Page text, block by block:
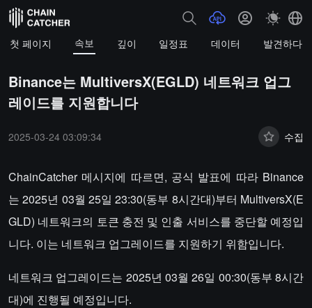
첫 페이지 속보 깊이 일정표 데이터 발견하다
Binance는 MultiversX(EGLD) 네트워크 업그
레이드를 지원합니다
2025-03-24 03:09:34 수집
ChainCatcher 메시지에 따르면, 공식 발표에 따라 Binance
는 2025년 03월 25일 23:30(동부 8시간대)부터 MultiversX(E
GLD) 네트워크의 토큰 충전 및 인출 서비스를 중단할 예정입
니다. 이는 네트워크 업그레이드를 지원하기 위함입니다.
네트워크 업그레이드는 2025년 03월 26일 00:30(동부 8시간
대)에 진행될 예정입니다.